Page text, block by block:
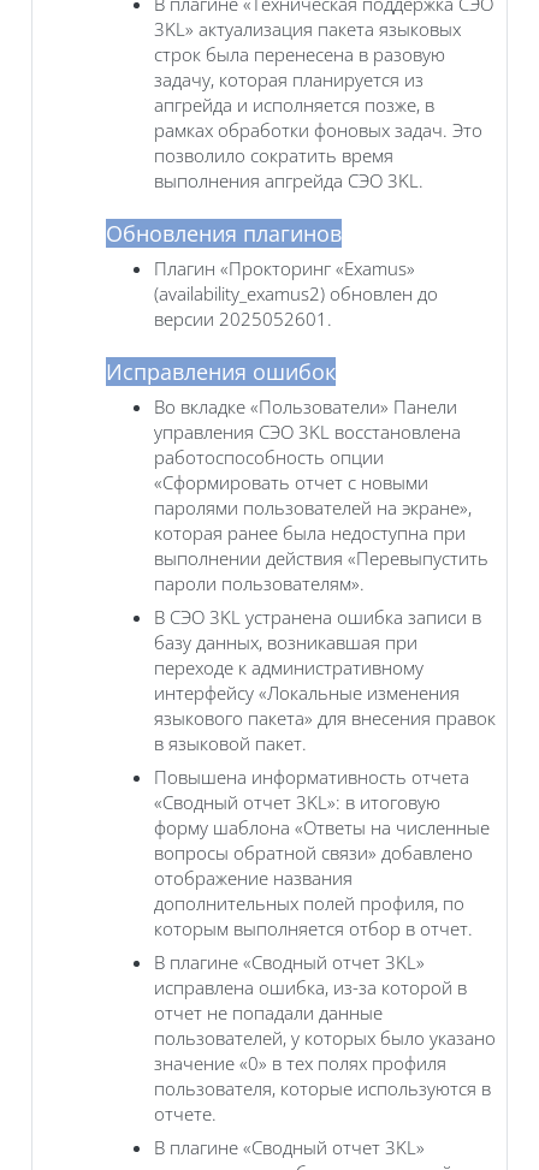
3KL‎» актуализация пакета языковых
строк была перенесена в разовую
задачу, которая планируется из
апгрейда и исполняется позже, в
рамках обработки фоновых задач. Это
позволило сократить время
выполнения апгрейда СЭО 3KL.
Обновления плагинов
Плагин «Прокторинг «Examus»
(availability_examus2) обновлен до
версии 2025052601.
Исправления ошибок
Во вкладке «Пользователи» Панели
управления СЭО 3KL восстановлена
работоспособность опции
«Сформировать отчет с новыми
паролями пользователей на экране»,
которая ранее была недоступна при
выполнении действия «Перевыпустить
пароли пользователям».
В СЭО 3KL устранена ошибка записи в
базу данных, возникавшая при
переходе к административному
интерфейсу «Локальные изменения
языкового пакета» для внесения правок
в языковой пакет.
Повышена информативность отчета
«Сводный отчет 3KL»: в итоговую
форму шаблона «Ответы на численные
вопросы обратной связи» добавлено
отображение названия
дополнительных полей профиля, по
которым выполняется отбор в отчет.
В плагине «Сводный отчет 3KL‎»
исправлена ошибка, из-за которой в
отчет не попадали данные
пользователей, у которых было указано
значение «0» в тех полях профиля
пользователя, которые используются в
отчете.
В плагине «Сводный отчет 3KL‎»